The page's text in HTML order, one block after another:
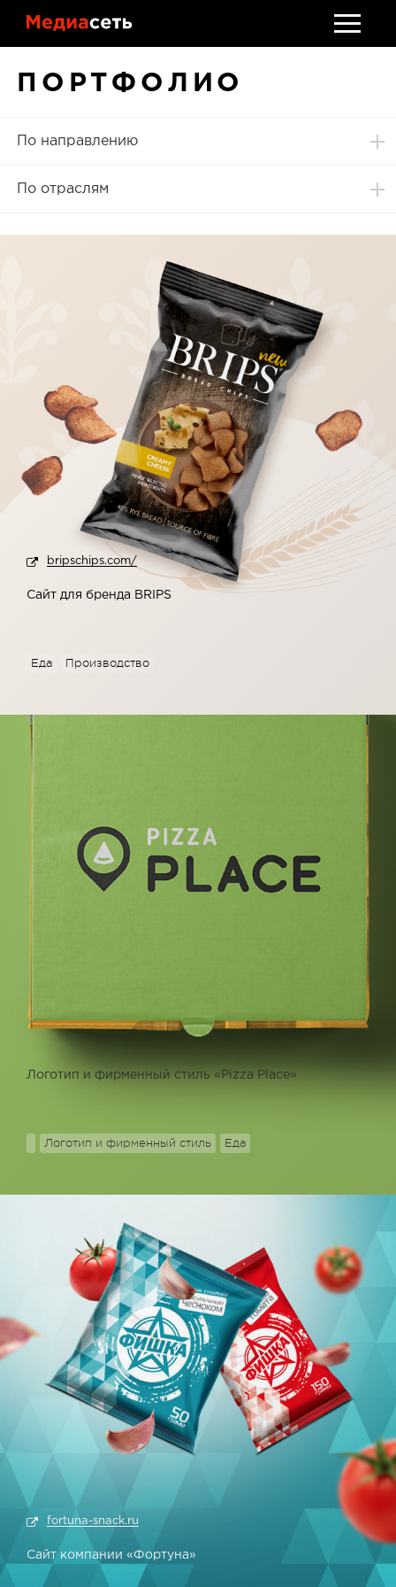
Обсудить проект
ПОРТФОЛИО
По направлению
По отраслям
bripschips.com/
Сайт для бренда BRIPS
Еда Производство
Логотип и фирменный стиль «Pizza Place»
Логотип и фирменный стиль Еда
fortuna-snack.ru
Сайт компании «Фортуна»